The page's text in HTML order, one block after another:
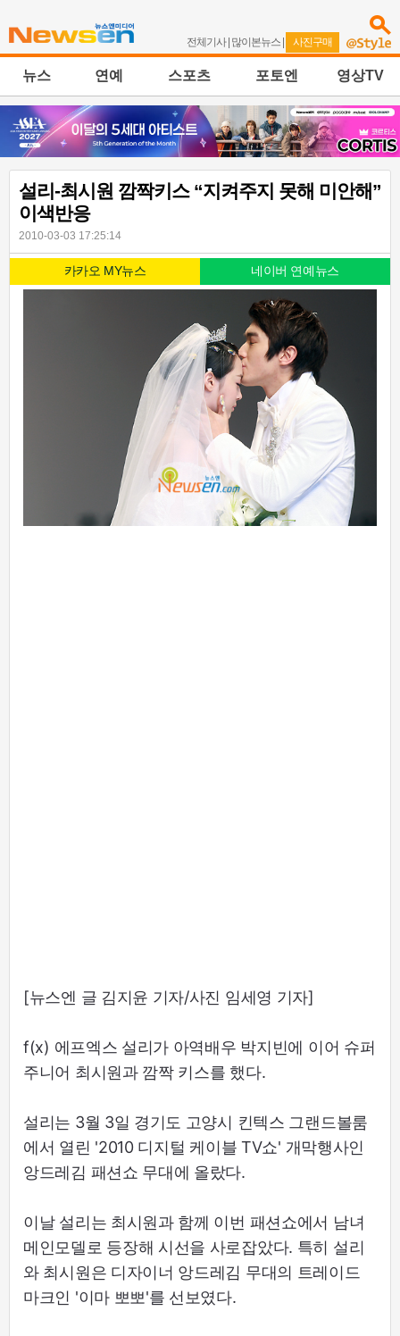
전체기사| 많이본뉴스 | 사진구매
뉴스 연예 스포츠 포토엔 영상TV
설리-최시원 깜짝키스 “지켜주지 못해 미안해”
이색반응
2010-03-03 17:25:14
카카오 MY뉴스 네이버 연예뉴스
[뉴스엔 글 김지윤 기자/사진 임세영 기자]
f(x) 에프엑스 설리가 아역배우 박지빈에 이어 슈퍼
주니어 최시원과 깜짝 키스를 했다.
설리는 3월 3일 경기도 고양시 킨텍스 그랜드볼룸
에서 열린 '2010 디지털 케이블 TV쇼' 개막행사인
앙드레김 패션쇼 무대에 올랐다.
이날 설리는 최시원과 함께 이번 패션쇼에서 남녀
메인모델로 등장해 시선을 사로잡았다. 특히 설리
와 최시원은 디자이너 앙드레김 무대의 트레이드
마크인 '이마 뽀뽀'를 선보였다.